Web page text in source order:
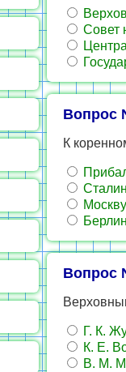
Совет
Вопрос
К
Москву
Берлин
Вопрос
Г. К.
К. Е.
В. М.